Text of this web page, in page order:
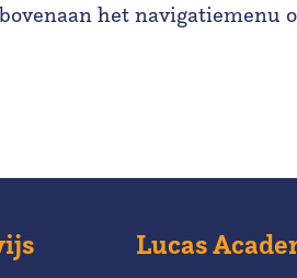
het navigatiemenu
Lucas